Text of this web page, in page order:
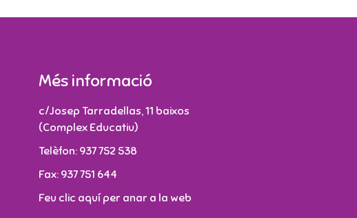
Més informació
c/Josep Tarradellas, 11 baixos
(Complex Educatiu)
Telèfon: 937 752 538
Fax: 937 751 644
Feu clic aquí per anar a la web